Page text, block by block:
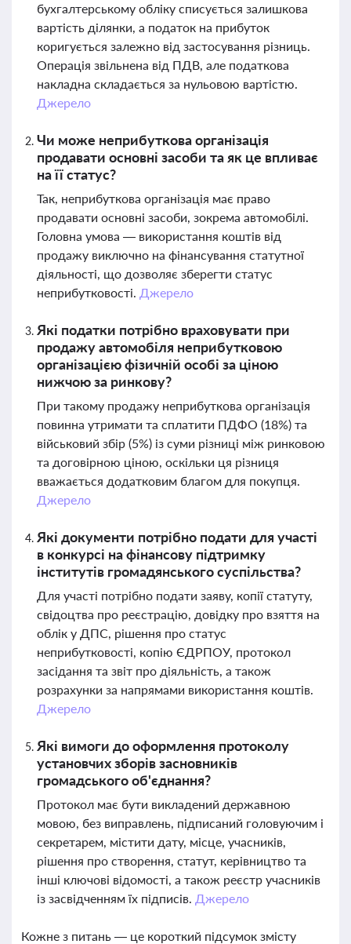
бухгалтерському обліку списується залишкова
вартість ділянки, а податок на прибуток
коригується залежно від застосування різниць.
Операція звільнена від ПДВ, але податкова
накладна складається за нульовою вартістю.
Джерело
Чи може неприбуткова організація
продавати основні засоби та як це впливає
на її статус?
Так, неприбуткова організація має право
продавати основні засоби, зокрема автомобілі.
Головна умова — використання коштів від
продажу виключно на фінансування статутної
діяльності, що дозволяє зберегти статус
неприбутковості. Джерело
Які податки потрібно враховувати при
продажу автомобіля неприбутковою
організацією фізичній особі за ціною
нижчою за ринкову?
При такому продажу неприбуткова організація
повинна утримати та сплатити ПДФО (18%) та
військовий збір (5%) із суми різниці між ринковою
та договірною ціною, оскільки ця різниця
вважається додатковим благом для покупця.
Джерело
Які документи потрібно подати для участі
в конкурсі на фінансову підтримку
інститутів громадянського суспільства?
Для участі потрібно подати заяву, копії статуту,
свідоцтва про реєстрацію, довідку про взяття на
облік у ДПС, рішення про статус
неприбутковості, копію ЄДРПОУ, протокол
засідання та звіт про діяльність, а також
розрахунки за напрямами використання коштів.
Джерело
Які вимоги до оформлення протоколу
установчих зборів засновників
громадського об'єднання?
Протокол має бути викладений державною
мовою, без виправлень, підписаний головуючим і
секретарем, містити дату, місце, учасників,
рішення про створення, статут, керівництво та
інші ключові відомості, а також реєстр учасників
із засвідченням їх підписів. Джерело
Кожне з питань — це короткий підсумок змісту